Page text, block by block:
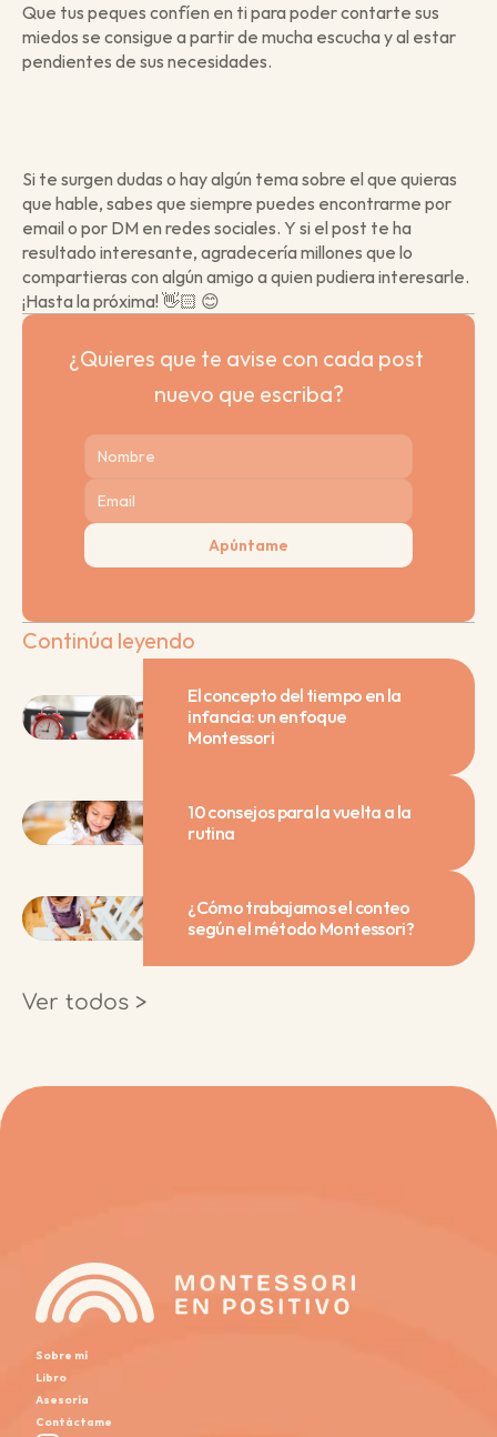
Que tus peques confíen en ti para poder contarte sus
miedos se consigue a partir de mucha escucha y al estar
pendientes de sus necesidades.
Si te surgen dudas o hay algún tema sobre el que quieras
que hable, sabes que siempre puedes encontrarme por
email o por DM en redes sociales. Y si el post te ha
resultado interesante, agradecería millones que lo
compartieras con algún amigo a quien pudiera interesarle.
¡Hasta la próxima! 👋🏻 😊
¿Quieres que te avise con cada post
nuevo que escriba?
Apúntame
Continúa leyendo
El concepto del tiempo en la
infancia: un enfoque
Montessori
10 consejos para la vuelta a la
rutina
¿Cómo trabajamos el conteo
según el método Montessori?
Ver todos >
Sobre mí
Libro
Asesoría
Contáctame